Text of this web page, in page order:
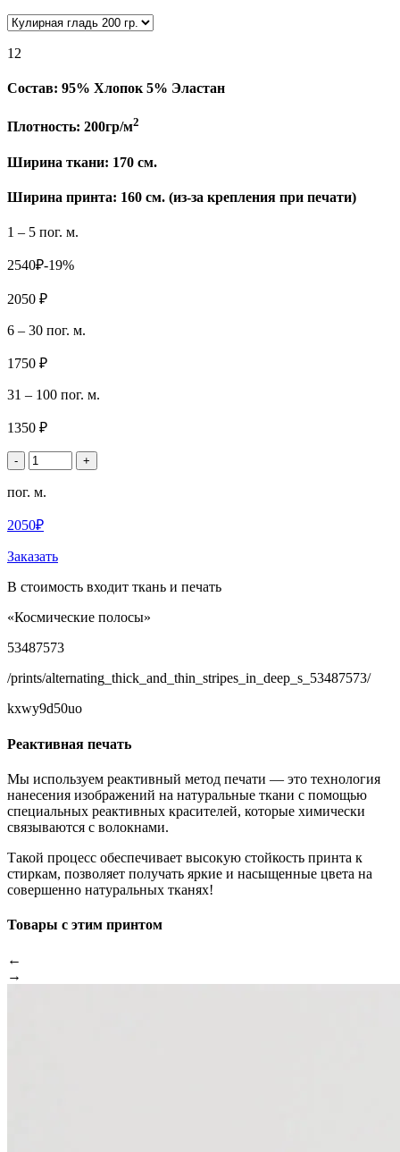
12
Состав: 95% Хлопок 5% Эластан
Плотность: 200гр/м2
Ширина ткани: 170 см.
Ширина принта: 160 см. (из-за крепления при печати)
1 – 5 пог. м.
2540₽-19%
2050 ₽
6 – 30 пог. м.
1750 ₽
31 – 100 пог. м.
1350 ₽
- +
пог. м.
2050₽
Заказать
В стоимость входит ткань и печать
«Космические полосы»
53487573
/prints/alternating_thick_and_thin_stripes_in_deep_s_53487573/
kxwy9d50uo
Реактивная печать
Мы используем реактивный метод печати — это технология
нанесения изображений на натуральные ткани с помощью
специальных реактивных красителей, которые химически
связываются с волокнами.
Такой процесс обеспечивает высокую стойкость принта к
стиркам, позволяет получать яркие и насыщенные цвета на
совершенно натуральных тканях!
Товары с этим принтом
←
→